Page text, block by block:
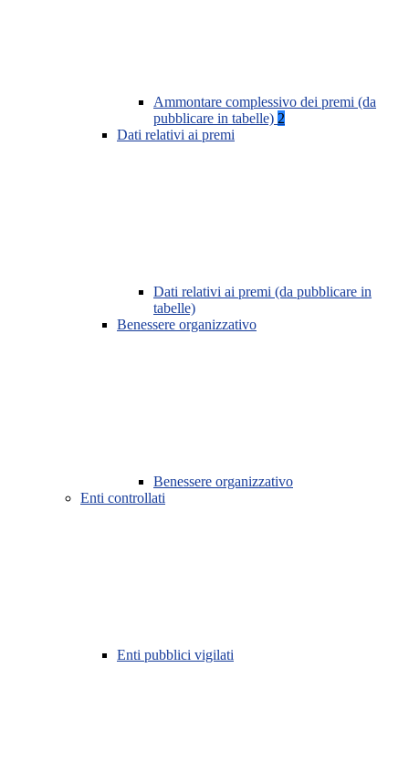
Ammontare complessivo dei premi (da
pubblicare in tabelle) 2
Dati relativi ai premi
Dati relativi ai premi (da pubblicare in
tabelle)
Benessere organizzativo
Benessere organizzativo
Enti controllati
Enti pubblici vigilati